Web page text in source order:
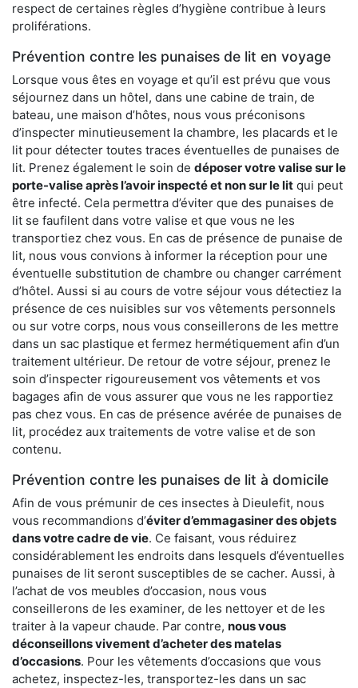
respect de certaines règles d’hygiène contribue à leurs
proliférations.
Prévention contre les punaises de lit en voyage
Lorsque vous êtes en voyage et qu’il est prévu que vous
séjournez dans un hôtel, dans une cabine de train, de
bateau, une maison d’hôtes, nous vous préconisons
d’inspecter minutieusement la chambre, les placards et le
lit pour détecter toutes traces éventuelles de punaises de
lit. Prenez également le soin de déposer votre valise sur le
porte-valise après l’avoir inspecté et non sur le lit qui peut
être infecté. Cela permettra d’éviter que des punaises de
lit se faufilent dans votre valise et que vous ne les
transportiez chez vous. En cas de présence de punaise de
lit, nous vous convions à informer la réception pour une
éventuelle substitution de chambre ou changer carrément
d’hôtel. Aussi si au cours de votre séjour vous détectiez la
présence de ces nuisibles sur vos vêtements personnels
ou sur votre corps, nous vous conseillerons de les mettre
dans un sac plastique et fermez hermétiquement afin d’un
traitement ultérieur. De retour de votre séjour, prenez le
soin d’inspecter rigoureusement vos vêtements et vos
bagages afin de vous assurer que vous ne les rapportiez
pas chez vous. En cas de présence avérée de punaises de
lit, procédez aux traitements de votre valise et de son
contenu.
Prévention contre les punaises de lit à domicile
Afin de vous prémunir de ces insectes à Dieulefit, nous
vous recommandions d’éviter d’emmagasiner des objets
dans votre cadre de vie. Ce faisant, vous réduirez
considérablement les endroits dans lesquels d’éventuelles
punaises de lit seront susceptibles de se cacher. Aussi, à
l’achat de vos meubles d’occasion, nous vous
conseillerons de les examiner, de les nettoyer et de les
traiter à la vapeur chaude. Par contre, nous vous
déconseillons vivement d’acheter des matelas
d’occasions. Pour les vêtements d’occasions que vous
achetez, inspectez-les, transportez-les dans un sac